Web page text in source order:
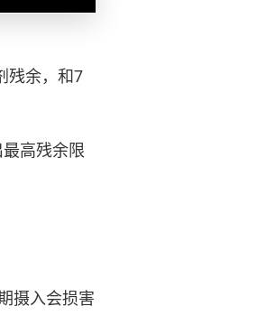
残余，和7
高残余限
摄入会损害